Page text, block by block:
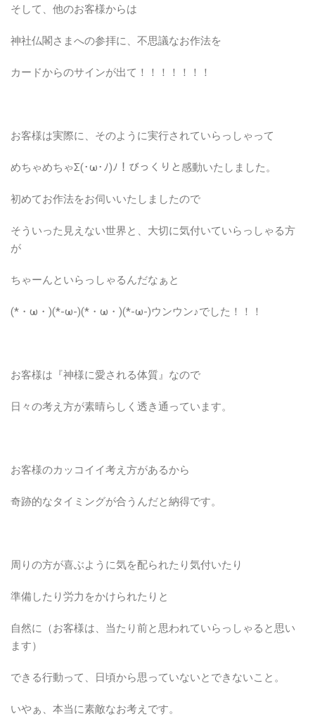
そして、他のお客様からは
神社仏閣さまへの参拝に、不思議なお作法を
カードからのサインが出て！！！！！！！
お客様は実際に、そのように実行されていらっしゃって
めちゃめちゃΣ(･ω･ﾉ)ﾉ！びっくりと感動いたしました。
初めてお作法をお伺いいたしましたので
そういった見えない世界と、大切に気付いていらっしゃる方
が
ちゃーんといらっしゃるんだなぁと
(*・ω・)(*-ω-)(*・ω・)(*-ω-)ウンウン♪でした！！！
お客様は『神様に愛される体質』なので
日々の考え方が素晴らしく透き通っています。
お客様のカッコイイ考え方があるから
奇跡的なタイミングが合うんだと納得です。
周りの方が喜ぶように気を配られたり気付いたり
準備したり労力をかけられたりと
自然に（お客様は、当たり前と思われていらっしゃると思い
ます）
できる行動って、日頃から思っていないとできないこと。
いやぁ、本当に素敵なお考えです。